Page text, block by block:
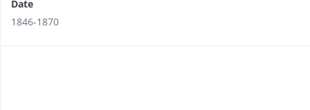
Date
1846-1870